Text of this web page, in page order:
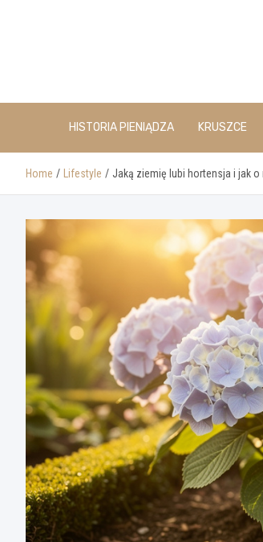
HISTORIA PIENIĄDZA KRUSZCE
Home Lifestyle Jaką ziemię lubi hortensja i jak o